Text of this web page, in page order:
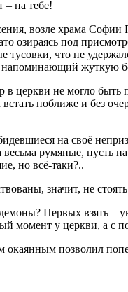
– на тебе!
возле храма
озираясь под
что не
напоминающий жуткую
в церкви не могло
поближе и без
на своё
весьма румяные,
но всё-таки?..
значит, не
Первых взять –
момент у церкви, а
позволил